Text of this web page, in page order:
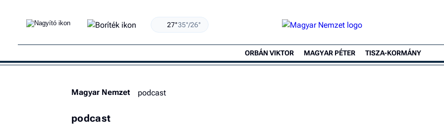
27°35°/26°
ORBÁN VIKTOR MAGYAR PÉTER TISZA-KORMÁNY
Magyar Nemzet podcast
podcast